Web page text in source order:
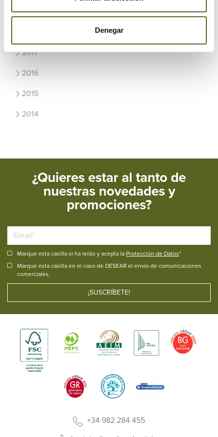
Denegar
2019
2017
2016
2015
2014
¿Quieres estar al tanto de
nuestras novedades y
promociones?
Marque esta casilla si ha leído y acepta la Protección de Datos*
Marque esta casilla en el caso de DESEAR el envío de comunicaciones
comerciales.
+34 982 284 455